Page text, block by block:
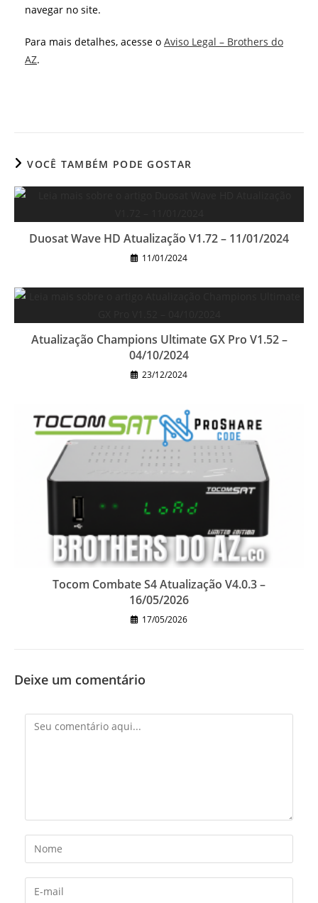
navegar no site.
Para mais detalhes, acesse o Aviso Legal – Brothers do
AZ.
VOCÊ TAMBÉM PODE GOSTAR
Duosat Wave HD Atualização V1.72 – 11/01/2024
11/01/2024
Atualização Champions Ultimate GX Pro V1.52 –
04/10/2024
23/12/2024
Tocom Combate S4 Atualização V4.0.3 –
16/05/2026
17/05/2026
Deixe um comentário
Comentário
Digite
seu
nome
ou
Digite